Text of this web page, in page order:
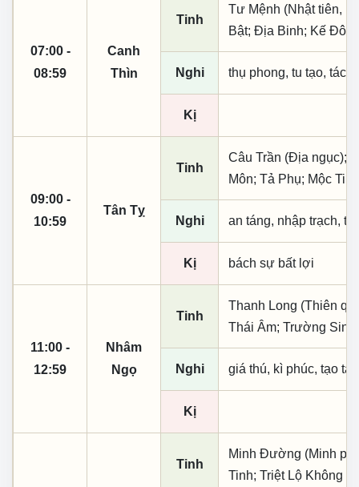
07:00 -
08:59
Canh
Thìn
Tinh
Tư Mệnh (Nhật tiên,
Bật; Địa Binh; Kế Đô;
Nghi thụ phong, tu tạo, tác
Kị
09:00 -
10:59
Tân Tỵ
Tinh
Câu Trần (Địa ngục);
Môn; Tả Phụ; Mộc
Nghi an táng, nhập trạch,
Kị bách sự bất lợi
11:00 -
12:59
Nhâm
Ngọ
Tinh
Thanh Long (Thiên
Thái Âm; Trường
Nghi giá thú, kì phúc, tạo
Kị
Tinh
Minh Đường (Minh
Tinh; Triệt Lộ Không